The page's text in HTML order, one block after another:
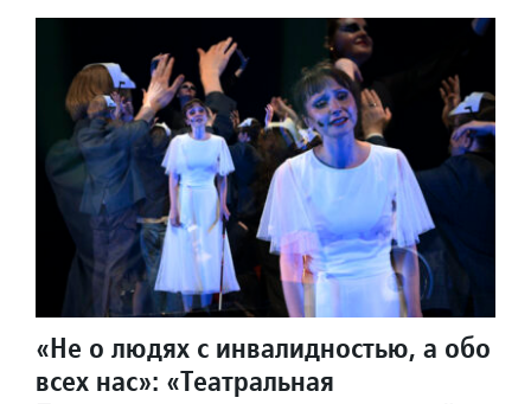
«Не о людях с инвалидностью, а обо
всех нас»: «Театральная